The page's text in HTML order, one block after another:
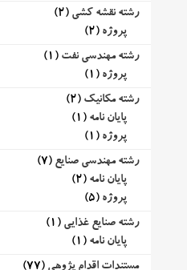
رشته نقشه کشی (2)
پروژه (2)
رشته مهندسی نفت (1)
پروژه (1)
رشته مکانیک (2)
پایان نامه (1)
پروژه (1)
رشته مهندسی صنایع (7)
پایان نامه (2)
پروژه (5)
رشته صنایع غذایی (1)
پایان نامه (1)
مستندات اقدام پژوهی (77)